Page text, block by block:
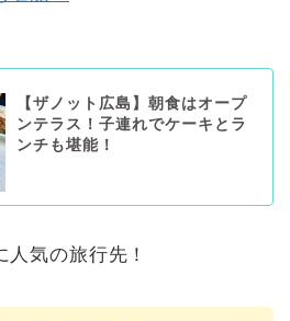
【ザノット広島】朝食はオープ
ンテラス！子連れでケーキとラ
ンチも堪能！
気の旅行先！